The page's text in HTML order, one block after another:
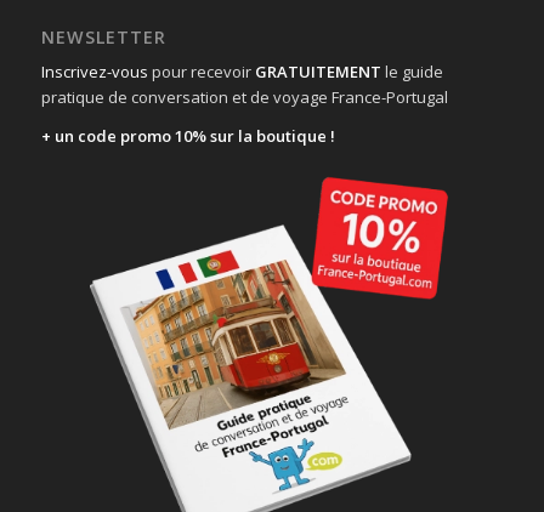
NEWSLETTER
Inscrivez-vous pour recevoir GRATUITEMENT le guide
pratique de conversation et de voyage France-Portugal
+ un code promo 10% sur la boutique !